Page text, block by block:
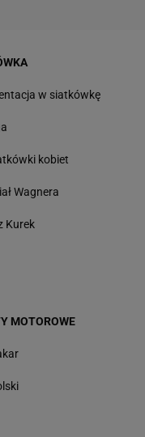
w siatkówkę
kobiet
Wagnera
Kurek
MOTOROWE